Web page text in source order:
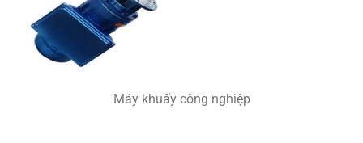
Máy khuấy công nghiệp